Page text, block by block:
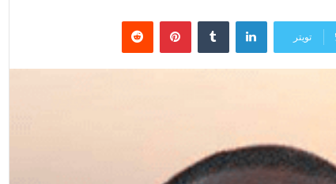
تويتر
لينكدإن بينتيريست